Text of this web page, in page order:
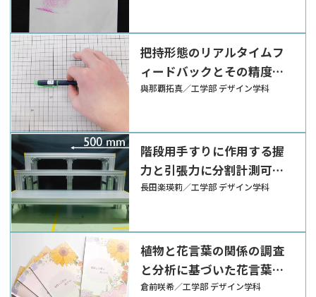
把持形態のリアルタイムフ
ィードバックとその精度向
上に関する研究
與那覇拓真／工学部 デザイン学科
階段用手すりに作用する握
力と引張力に分割計測可能
なアルゴリズムの開発
長田楽瑛莉／工学部 デザイン学科
植物と花言葉の関係の調査
と分析に基づいた花言葉の
可視化
倉前咲希／工学部 デザイン学科